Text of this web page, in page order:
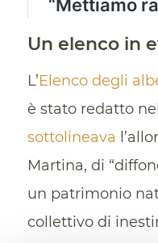
Un elenco in
L’Elenco degli
è stato redatto
sottolineava
Martina, di
un patrimonio
collettivo di